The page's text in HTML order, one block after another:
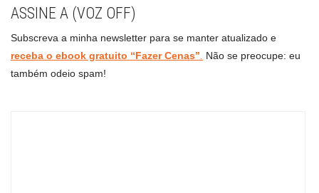
ASSINE A (VOZ OFF)
Subscreva a minha newsletter para se manter atualizado e
receba o ebook gratuito “Fazer Cenas”
Não se preocupe: eu
também odeio spam!